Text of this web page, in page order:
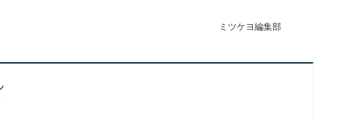
ミツケヨ編集部